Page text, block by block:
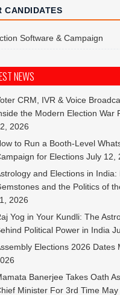
CANDIDATES
Software & Campaign
NEWS
CRM, IVR & Voice
the Modern Election War
2026
to Run a Booth-Level
for Elections July 12,
and Elections in India:
and the Politics of
2026
Yog in Your Kundli: The
Political Power in India
Elections 2026 Dates
Banerjee Takes Oath
Minister For 3rd Time